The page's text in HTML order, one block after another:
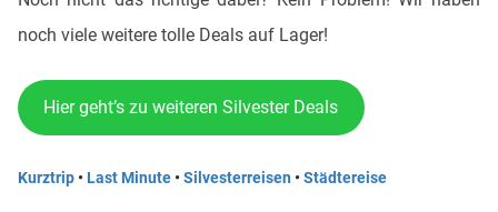
noch viele weitere tolle Deals auf Lager!
Hier geht’s zu weiteren Silvester Deals
Kurztrip • Last Minute •Silvesterreisen •Städtereise